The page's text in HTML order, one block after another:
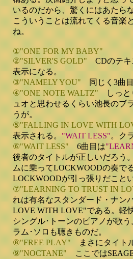
いるのだから、驚くにはあたらな
こういうことは流れてくる音楽
ね。
①"ONE FOR MY BABY"
②"SILVER'S GOLD" CDのテキ
表示になる。
③"NAMELY YOU" 同じく3曲
④"ONE NOTE WALTZ" しっと
ュオと思わせるくらい池長のブ
うが。
⑤"FALLING IN LOVE WITH
表示される。 "WAIT LESS"。ク
⑥"WAIT LESS" 6曲目は
後者のタイトルが正しいだろう
ムに乗ってLOCKWOODの奏で
LOCKWOODが引っ張りだこと
⑦"LEARNING TO TRUST IN
れは有名なスタンダード・ナン
LOVE WITH LOVE"である。軽
シングル･トーンのピアノが歌
ラム･ソロも聴きものだ。
⑧"FREE PLAY" まさにタイト
⑨"NOCTANE" ここでは